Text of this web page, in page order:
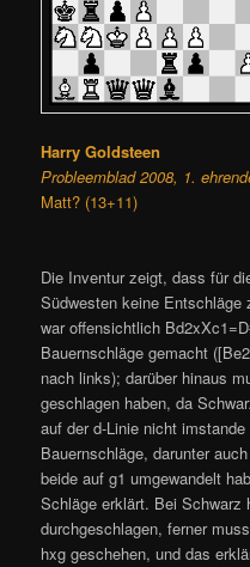
Harry Goldsteen
Probleemblad 2008, 1.
Matt? (13+11)
Die Inventur zeigt, dass für
Südwesten keine Entschläge
war offensichtlich
Bauernschläge gemacht
nach links); darüber hinaus
geschlagen haben, da
auf der d-Linie nicht
Bauernschläge, darunter
beide auf g1 umgewandelt
Schläge erklärt. Bei Schwarz
durchgeschlagen, ferner
hxg geschehen, und das